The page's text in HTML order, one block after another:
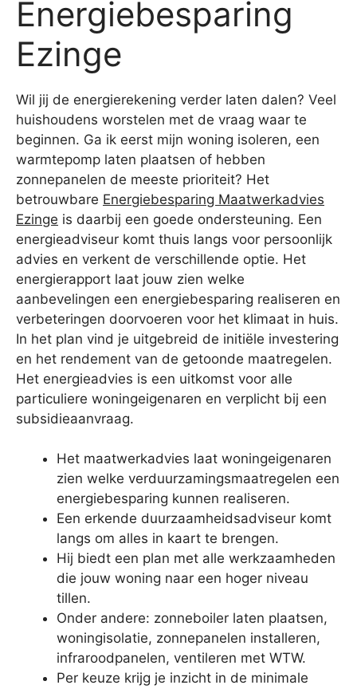
Energiebesparing
Ezinge
Wil jij de energierekening verder laten dalen? Veel
huishoudens worstelen met de vraag waar te
beginnen. Ga ik eerst mijn woning isoleren, een
warmtepomp laten plaatsen of hebben
zonnepanelen de meeste prioriteit? Het
betrouwbare Energiebesparing Maatwerkadvies
Ezinge is daarbij een goede ondersteuning. Een
energieadviseur komt thuis langs voor persoonlijk
advies en verkent de verschillende optie. Het
energierapport laat jouw zien welke
aanbevelingen een energiebesparing realiseren en
verbeteringen doorvoeren voor het klimaat in huis.
In het plan vind je uitgebreid de initiële investering
en het rendement van de getoonde maatregelen.
Het energieadvies is een uitkomst voor alle
particuliere woningeigenaren en verplicht bij een
subsidieaanvraag.
Het maatwerkadvies laat woningeigenaren
zien welke verduurzamingsmaatregelen een
energiebesparing kunnen realiseren.
Een erkende duurzaamheidsadviseur komt
langs om alles in kaart te brengen.
Hij biedt een plan met alle werkzaamheden
die jouw woning naar een hoger niveau
tillen.
Onder andere: zonneboiler laten plaatsen,
woningisolatie, zonnepanelen installeren,
infraroodpanelen, ventileren met WTW.
Per keuze krijg je inzicht in de minimale